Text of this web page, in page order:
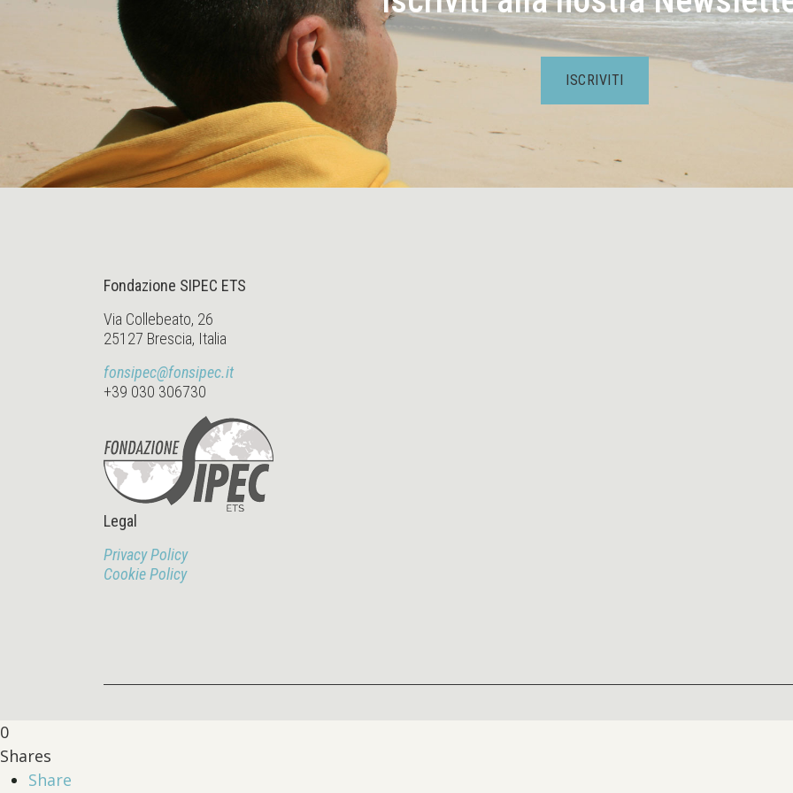
ISCRIVITI
Fondazione SIPEC ETS
Via Collebeato, 26
25127 Brescia, Italia
fonsipec@fonsipec.it
+39 030 306730
Legal
Privacy Policy
Cookie Policy
0
Shares
Share